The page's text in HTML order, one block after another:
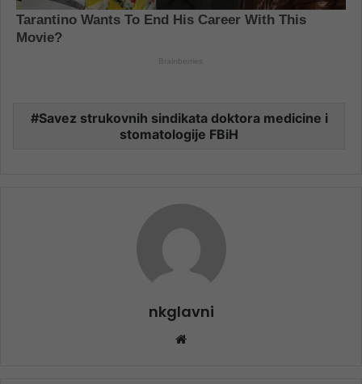
Savez strukovnih sindikata doktora medicine i
stomatologije FBiH
nkglavni